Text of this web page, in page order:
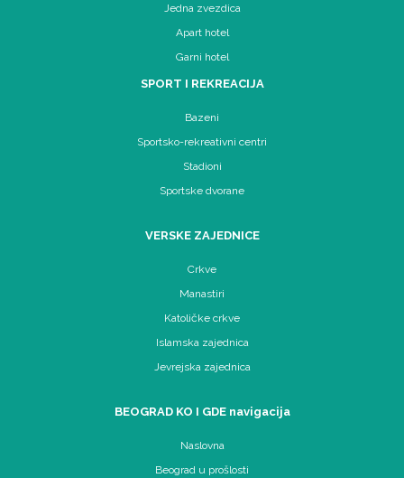
Jedna zvezdica
Apart hotel
Garni hotel
SPORT I REKREACIJA
Bazeni
Sportsko-rekreativni centri
Stadioni
Sportske dvorane
VERSKE ZAJEDNICE
Crkve
Manastiri
Katoličke crkve
Islamska zajednica
Jevrejska zajednica
BEOGRAD KO I GDE navigacija
Naslovna
Beograd u prošlosti